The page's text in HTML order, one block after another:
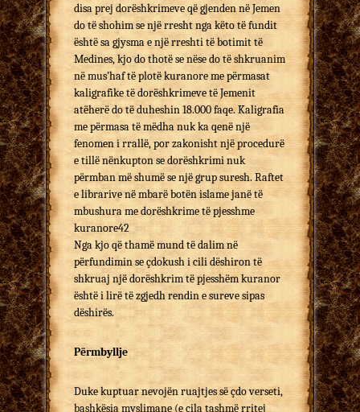
disa prej dorëshkrimeve që gjenden në Jemen
do të shohim se një rresht nga këto të fundit
është sa gjysma e një rreshti të botimit të
Medines, kjo do thotë se nëse do të shkruanim
në mus’haf të plotë kuranore me përmasat
kaligrafike të dorëshkrimeve të Jemenit
atëherë do të duheshin 18.000 faqe. Kaligrafia
me përmasa të mëdha nuk ka qenë një
fenomen i rrallë, por zakonisht një procedurë
e tillë nënkupton se dorëshkrimi nuk
përmban më shumë se një grup suresh. Raftet
e librarive në mbarë botën islame janë të
mbushura me dorëshkrime të pjesshme
kuranore42
Nga kjo që thamë mund të dalim në
përfundimin se çdokush i cili dëshiron të
shkruaj një dorëshkrim të pjesshëm kuranor
është i lirë të zgjedh rendin e sureve sipas
dëshirës.
Përmbyllje
Duke kuptuar nevojën ruajtjes së çdo verseti,
bashkësia myslimane (e cila tashmë rritej